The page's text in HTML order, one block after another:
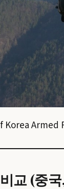
Armed
교 (중